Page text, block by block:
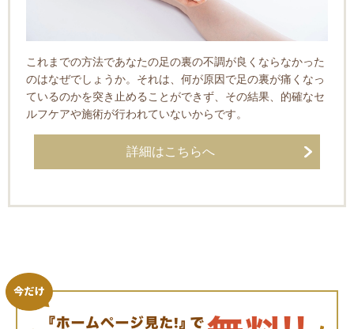
これまでの方法であなたの足の裏の不調が良くならなかった
のはなぜでしょうか。それは、何が原因で足の裏が痛くなっ
ているのかを突き止めることができず、その結果、的確なセ
ルフケアや施術が行われていないからです。
詳細はこちらへ